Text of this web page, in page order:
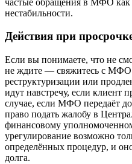
нестабильности.
Действия при
Если вы понимаете, что не
не ждите — свяжитесь с МФО
реструктуризации или
идут навстречу, если клиент
случае, если МФО передаёт
право подать жалобу в
финансовому
урегулирование возможно
определённых процедур, и
долга.